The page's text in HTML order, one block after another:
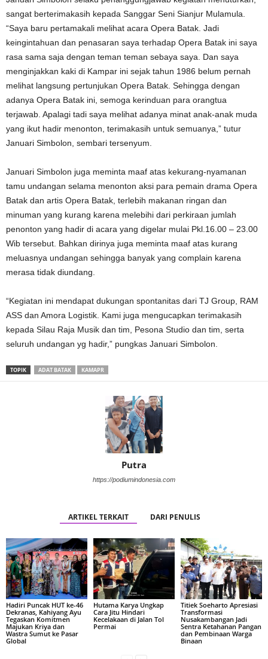
sangat berterimakasih kepada Sanggar Seni Sianjur Mulamula.
“Saya baru pertamakali melihat acara Opera Batak. Jadi
keingintahuan dan penasaran saya terhadap Opera Batak ini saya
rasa sama saja dengan teman teman sebaya saya. Dan saya
menginjakkan kaki di Kampar ini sejak tahun 1986 belum pernah
melihat langsung pertunjukan Opera Batak. Sehingga dengan
adanya Opera Batak ini, semoga kerinduan para orangtua
terjawab. Apalagi tadi saya melihat adanya minat anak-anak muda
yang ikut hadir menonton, terimakasih untuk semuanya,” tutur
Januari Simbolon, sembari tersenyum.
Januari Simbolon juga meminta maaf atas kekurang-nyamanan
tamu undangan selama menonton aksi para pemain drama Opera
Batak dan artis Opera Batak, terlebih makanan ringan dan
minuman yang kurang karena melebihi dari perkiraan jumlah
penonton yang hadir di acara yang digelar mulai Pkl.16.00 – 23.00
Wib tersebut. Bahkan dirinya juga meminta maaf atas kurang
meluasnya undangan sehingga banyak yang complain karena
merasa tidak diundang.
“Kegiatan ini mendapat dukungan spontanitas dari TJ Group, RAM
ASS dan Amora Logistik. Kami juga mengucapkan terimakasih
kepada Silau Raja Musik dan tim, Pesona Studio dan tim, serta
seluruh undangan yg hadir,” pungkas Januari Simbolon.
TOPIK ADAT BATAK KAMAPR
Putra
https://podiumindonesia.com
ARTIKEL TERKAIT DARI PENULIS
Hadiri Puncak HUT ke-46
Dekranas, Kahiyang Ayu
Tegaskan Komitmen
Majukan Kriya dan
Wastra Sumut ke Pasar
Global
Hutama Karya Ungkap
Cara Jitu Hindari
Kecelakaan di Jalan Tol
Permai
Titiek Soeharto Apresiasi
Transformasi
Nusakambangan Jadi
Sentra Ketahanan Pangan
dan Pembinaan Warga
Binaan